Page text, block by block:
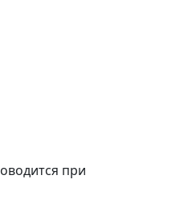
при